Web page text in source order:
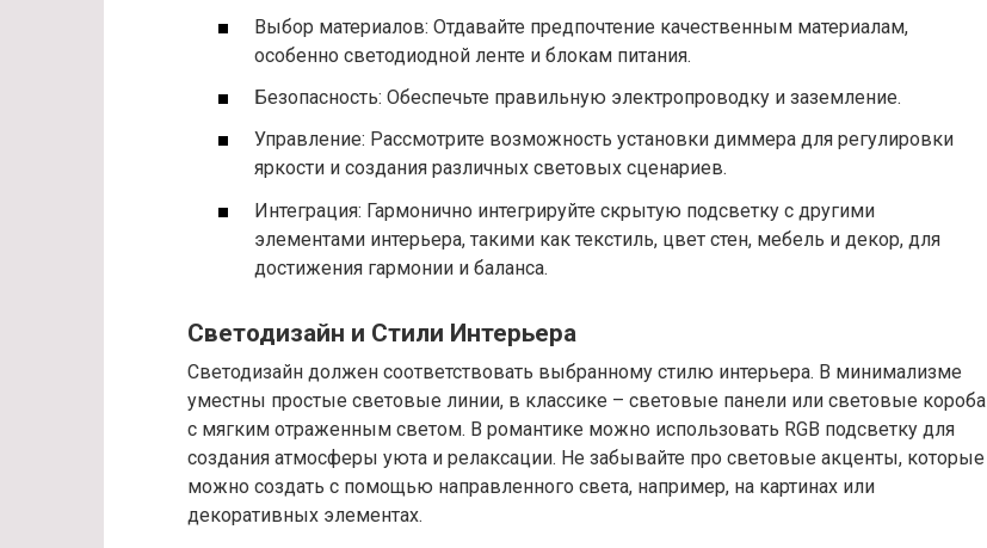
Выбор материалов: Отдавайте предпочтение качественным материалам,
особенно светодиодной ленте и блокам питания.
Безопасность: Обеспечьте правильную электропроводку и заземление.
Управление: Рассмотрите возможность установки диммера для регулировки
яркости и создания различных световых сценариев.
Интеграция: Гармонично интегрируйте скрытую подсветку с другими
элементами интерьера, такими как текстиль, цвет стен, мебель и декор, для
достижения гармонии и баланса.
Светодизайн и Стили Интерьера
Светодизайн должен соответствовать выбранному стилю интерьера. В минимализме
уместны простые световые линии, в классике – световые панели или световые короба
с мягким отраженным светом. В романтике можно использовать RGB подсветку для
создания атмосферы уюта и релаксации. Не забывайте про световые акценты, которые
можно создать с помощью направленного света, например, на картинах или
декоративных элементах.